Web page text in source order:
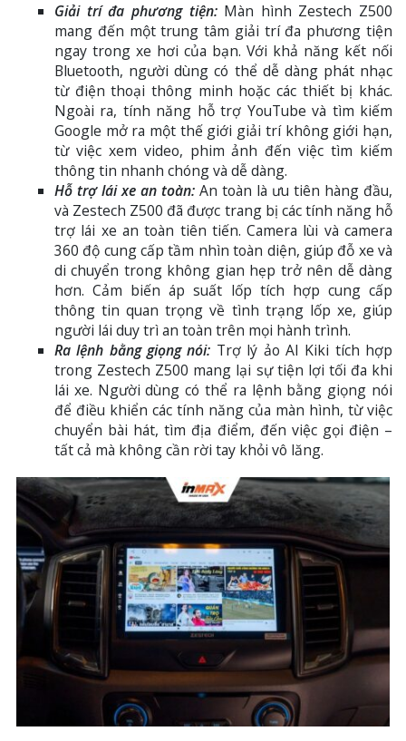
Giải trí đa phương tiện: Màn hình Zestech Z500
mang đến một trung tâm giải trí đa phương tiện
ngay trong xe hơi của bạn. Với khả năng kết nối
Bluetooth, người dùng có thể dễ dàng phát nhạc
từ điện thoại thông minh hoặc các thiết bị khác.
Ngoài ra, tính năng hỗ trợ YouTube và tìm kiếm
Google mở ra một thế giới giải trí không giới hạn,
từ việc xem video, phim ảnh đến việc tìm kiếm
thông tin nhanh chóng và dễ dàng.
Hỗ trợ lái xe an toàn: An toàn là ưu tiên hàng đầu,
và Zestech Z500 đã được trang bị các tính năng hỗ
trợ lái xe an toàn tiên tiến. Camera lùi và camera
360 độ cung cấp tầm nhìn toàn diện, giúp đỗ xe và
di chuyển trong không gian hẹp trở nên dễ dàng
hơn. Cảm biến áp suất lốp tích hợp cung cấp
thông tin quan trọng về tình trạng lốp xe, giúp
người lái duy trì an toàn trên mọi hành trình.
Ra lệnh bằng giọng nói: Trợ lý ảo AI Kiki tích hợp
trong Zestech Z500 mang lại sự tiện lợi tối đa khi
lái xe. Người dùng có thể ra lệnh bằng giọng nói
để điều khiển các tính năng của màn hình, từ việc
chuyển bài hát, tìm địa điểm, đến việc gọi điện –
tất cả mà không cần rời tay khỏi vô lăng.